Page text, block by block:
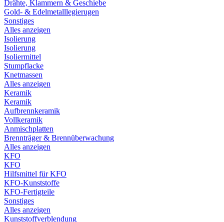
Drähte, Klammern & Geschiebe
Gold- & Edelmetalllegierugen
Sonstiges
Alles anzeigen
Isolierung
Isolierung
Isoliermittel
Stumpflacke
Knetmassen
Alles anzeigen
Keramik
Keramik
Aufbrennkeramik
Vollkeramik
Anmischplatten
Brennträger & Brennüberwachung
Alles anzeigen
KFO
KFO
Hilfsmittel für KFO
KFO-Kunststoffe
KFO-Fertigteile
Sonstiges
Alles anzeigen
Kunststoffverblendung